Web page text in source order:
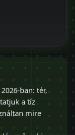
ban: tér,
a tíz
mire